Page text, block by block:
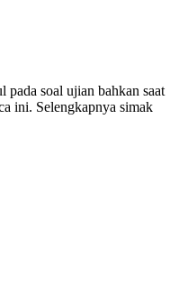
pada soal ujian bahkan saat
ini. Selengkapnya simak